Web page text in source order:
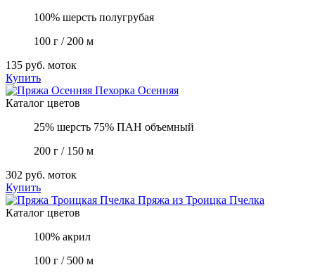
100% шерсть полугрубая
100 г / 200 м
135 руб. моток
Купить
Пехорка Осенняя
Каталог цветов
25% шерсть 75% ПАН объемный
200 г / 150 м
302 руб. моток
Купить
Пряжа из Троицка Пчелка
Каталог цветов
100% акрил
100 г / 500 м